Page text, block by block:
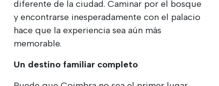
diferente de la ciudad. Caminar por el bosque
y encontrarse inesperadamente con el palacio
hace que la experiencia sea aún más
memorable.
Un destino familiar completo